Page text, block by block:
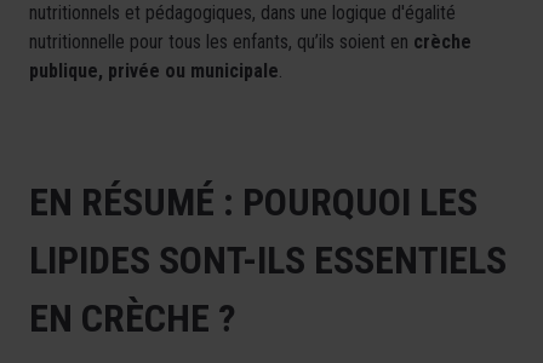
nutritionnels et pédagogiques, dans une logique d'égalité
nutritionnelle pour tous les enfants, qu’ils soient en crèche
publique, privée ou municipale.
EN RÉSUMÉ : POURQUOI LES
LIPIDES SONT-ILS ESSENTIELS
EN CRÈCHE ?